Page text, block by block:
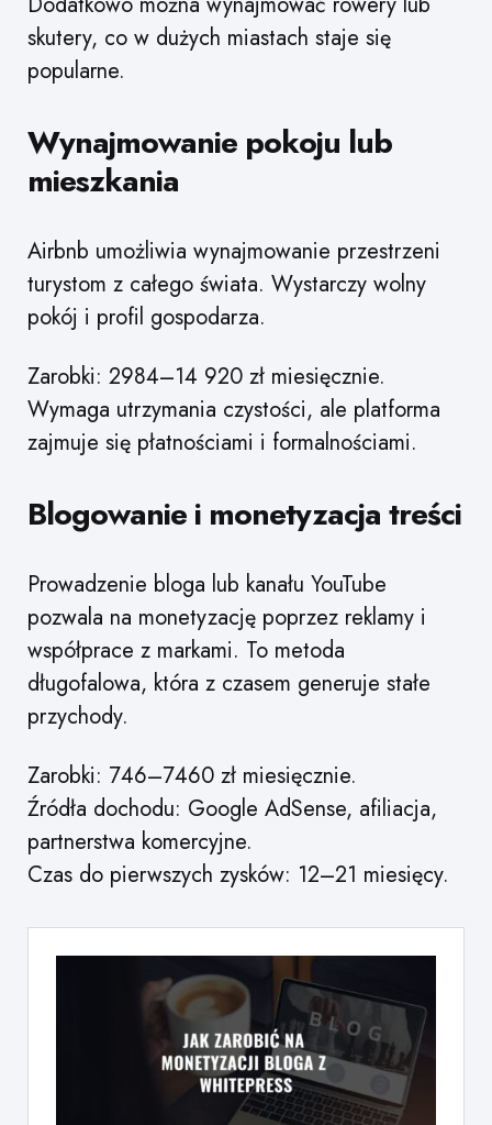
skutery, co w dużych miastach staje się
popularne.
Wynajmowanie pokoju lub
mieszkania
Airbnb umożliwia wynajmowanie przestrzeni
turystom z całego świata. Wystarczy wolny
pokój i profil gospodarza.
Zarobki: 2984–14 920 zł miesięcznie.
Wymaga utrzymania czystości, ale platforma
zajmuje się płatnościami i formalnościami.
Blogowanie i monetyzacja treści
Prowadzenie bloga lub kanału YouTube
pozwala na monetyzację poprzez reklamy i
współprace z markami. To metoda
długofalowa, która z czasem generuje stałe
przychody.
Zarobki: 746–7460 zł miesięcznie.
Źródła dochodu: Google AdSense, afiliacja,
partnerstwa komercyjne.
Czas do pierwszych zysków: 12–21 miesięcy.